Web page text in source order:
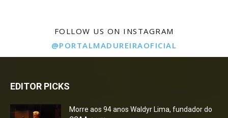
FOLLOW US ON INSTAGRAM
@PORTALMADUREIRAOFICIAL
EDITOR PICKS
Morre aos 94 anos Waldyr Lima, fundador do